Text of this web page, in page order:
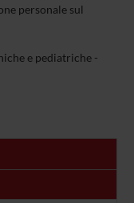
personale sul
e pediatriche -